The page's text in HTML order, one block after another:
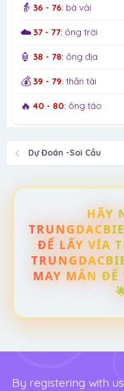
👵 36 - 76: bà vải
☁️ 37 - 77: ông trời
🏮 38 - 78: ông địa
💰 39 - 79: thần tài
🔥 40 - 80: ông táo
Dự Đoán -Soi Cầu
HÃY
ĐỂ LẤY VÍA
MAY MẮN ĐỂ
By registering with